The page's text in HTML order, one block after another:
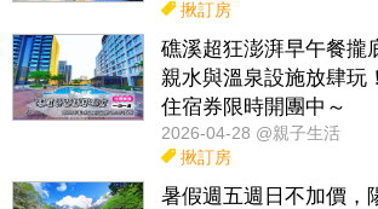
揪訂房
礁溪超狂澎湃早午餐攏
親水與溫泉設施放肆玩
住宿券限時開團中～
2026-04-28 @親子生活
揪訂房
暑假週五週日不加價，